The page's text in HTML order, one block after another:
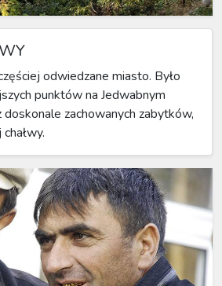
odwiedzane miasto. Było
punktów na Jedwabnym
doskonale zachowanych zabytków,